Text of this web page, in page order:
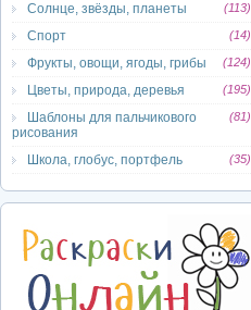
Солнце, звёзды, планеты (113)
Спорт (14)
Фрукты, овощи, ягоды, грибы (124)
Цветы, природа, деревья (195)
Шаблоны для пальчикового
рисования
(81)
Школа, глобус, портфель (35)